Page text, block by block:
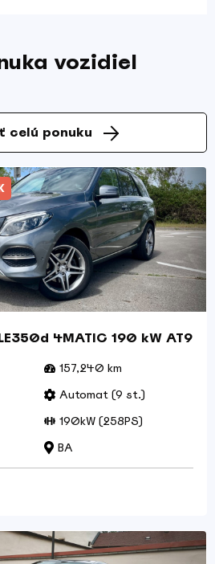
vozidiel
celú ponuku
4MATIC 190 kW AT9
157,240 km
Automat (9 st.)
190kW (258PS)
BA